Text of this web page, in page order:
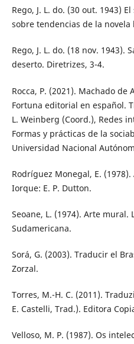
Rego, J. L. do. (30 out. 1943)
sobre tendencias de la novela
Rego, J. L. do. (18 nov. 1943).
deserto. Diretrizes, 3-4.
Rocca, P. (2021). Machado de
Fortuna editorial en español.
L. Weinberg (Coord.), Redes
Formas y prácticas de la
Universidad Nacional
Rodríguez Monegal, E.
Iorque: E. P. Dutton.
Seoane, L. (1974). Arte mural.
Sudamericana.
Sorá, G. (2003). Traducir el
Zorzal.
Torres, M.-H. C. (2011).
E. Castelli, Trad.). Editora
Velloso, M. P. (1987). Os